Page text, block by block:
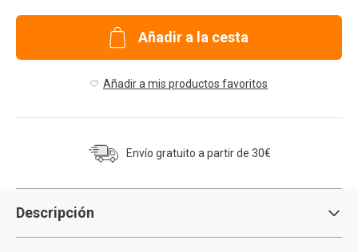
Añadir a la cesta
Añadir a mis productos favoritos
Envío gratuito a partir de 30€
Descripción